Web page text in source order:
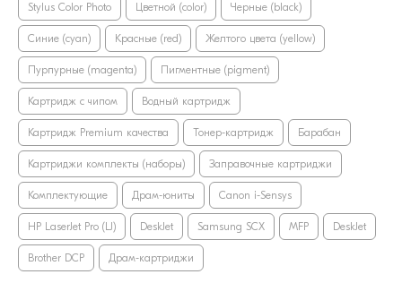
Stylus Color Photo Цветной (color) Черные (black)
Синие (cyan) Красные (red) Желтого цвета (yellow)
Пурпурные (magenta) Пигментные (pigment)
Картридж с чипом Водный картридж
Картридж Premium качества Тонер-картридж Барабан
Картриджи комплекты (наборы) Заправочные картриджи
Комплектующие Драм-юниты Canon i-Sensys
HP LaserJet Pro (LJ) DeskJet Samsung SCX MFP DeskJet
Brother DCP Драм-картриджи